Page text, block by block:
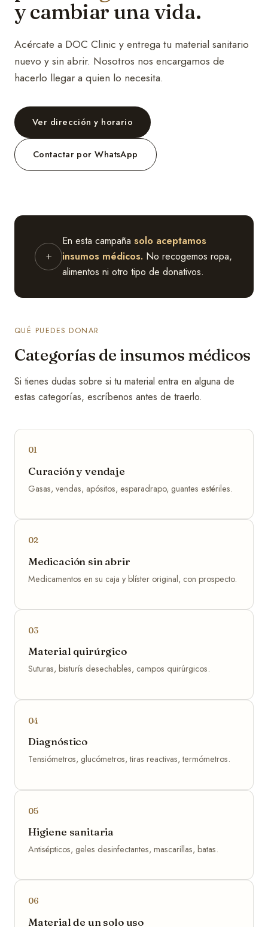
y cambiar una vida.
Acércate a DOC Clinic y entrega tu material sanitario
nuevo y sin abrir. Nosotros nos encargamos de
hacerlo llegar a quien lo necesita.
Ver dirección y horario
Contactar por WhatsApp
+
En esta campaña solo aceptamos
insumos médicos. No recogemos ropa,
alimentos ni otro tipo de donativos.
QUÉ PUEDES DONAR
Categorías de insumos médicos
Si tienes dudas sobre si tu material entra en alguna de
estas categorías, escríbenos antes de traerlo.
01
Curación y vendaje
Gasas, vendas, apósitos, esparadrapo, guantes estériles.
02
Medicación sin abrir
Medicamentos en su caja y blíster original, con prospecto.
03
Material quirúrgico
Suturas, bisturís desechables, campos quirúrgicos.
04
Diagnóstico
Tensiómetros, glucómetros, tiras reactivas, termómetros.
05
Higiene sanitaria
Antisépticos, geles desinfectantes, mascarillas, batas.
06
Material de un solo uso